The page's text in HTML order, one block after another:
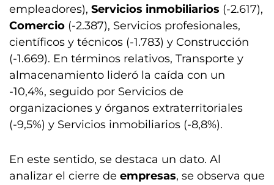
empleadores), Servicios inmobiliarios (-2.617),
Comercio (-2.387), Servicios profesionales,
científicos y técnicos (-1.783) y Construcción
(-1.669). En términos relativos, Transporte y
almacenamiento lideró la caída con un
-10,4%, seguido por Servicios de
organizaciones y órganos extraterritoriales
(-9,5%) y Servicios inmobiliarios (-8,8%).
En este sentido, se destaca un dato. Al
analizar el cierre de empresas, se observa que